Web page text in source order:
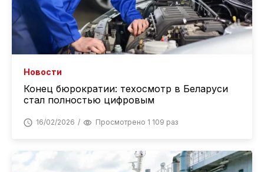
Новости
Конец бюрократии: техосмотр в Беларуси
стал полностью цифровым
16/02/2026 Просмотрено 1 109 раз